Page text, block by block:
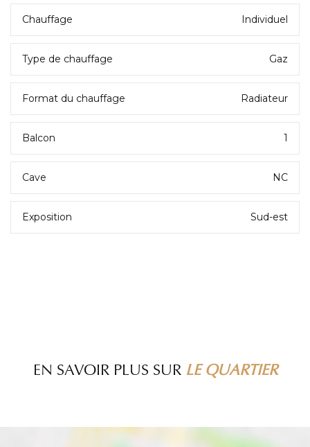
Chauffage Individuel
Type de chauffage Gaz
Format du chauffage Radiateur
Balcon 1
Cave NC
Exposition Sud-est
EN SAVOIR PLUS SUR LE QUARTIER